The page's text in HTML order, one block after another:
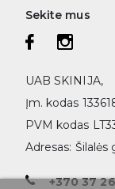
Sekite mus
UAB SKINIJA,
Įm. kodas
PVM kodas
Adresas: Šilalės
+370 37